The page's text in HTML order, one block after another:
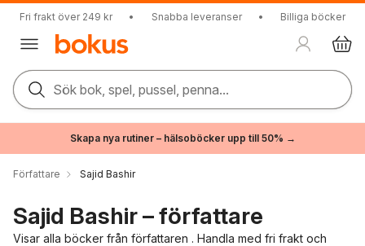
Fri frakt över 249 kr • Snabba leveranser • Billiga böcker
Sök bok, spel, pussel, penna...
Skapa nya rutiner – hälsoböcker upp till 50% →
Författare Sajid Bashir
Sajid Bashir – författare
Visar alla böcker från författaren . Handla med fri frakt och